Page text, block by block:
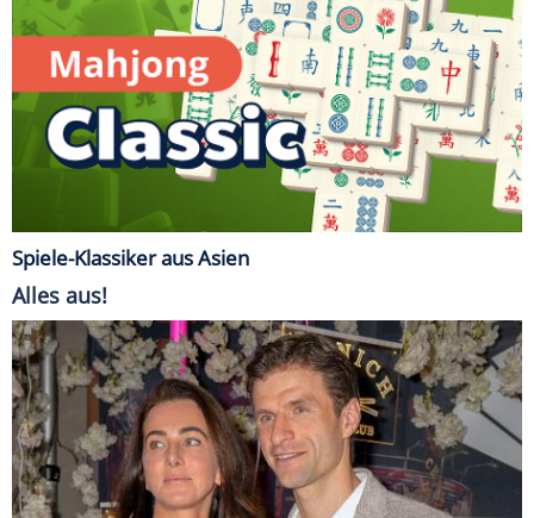
Spiele-Klassiker aus Asien
Alles aus!